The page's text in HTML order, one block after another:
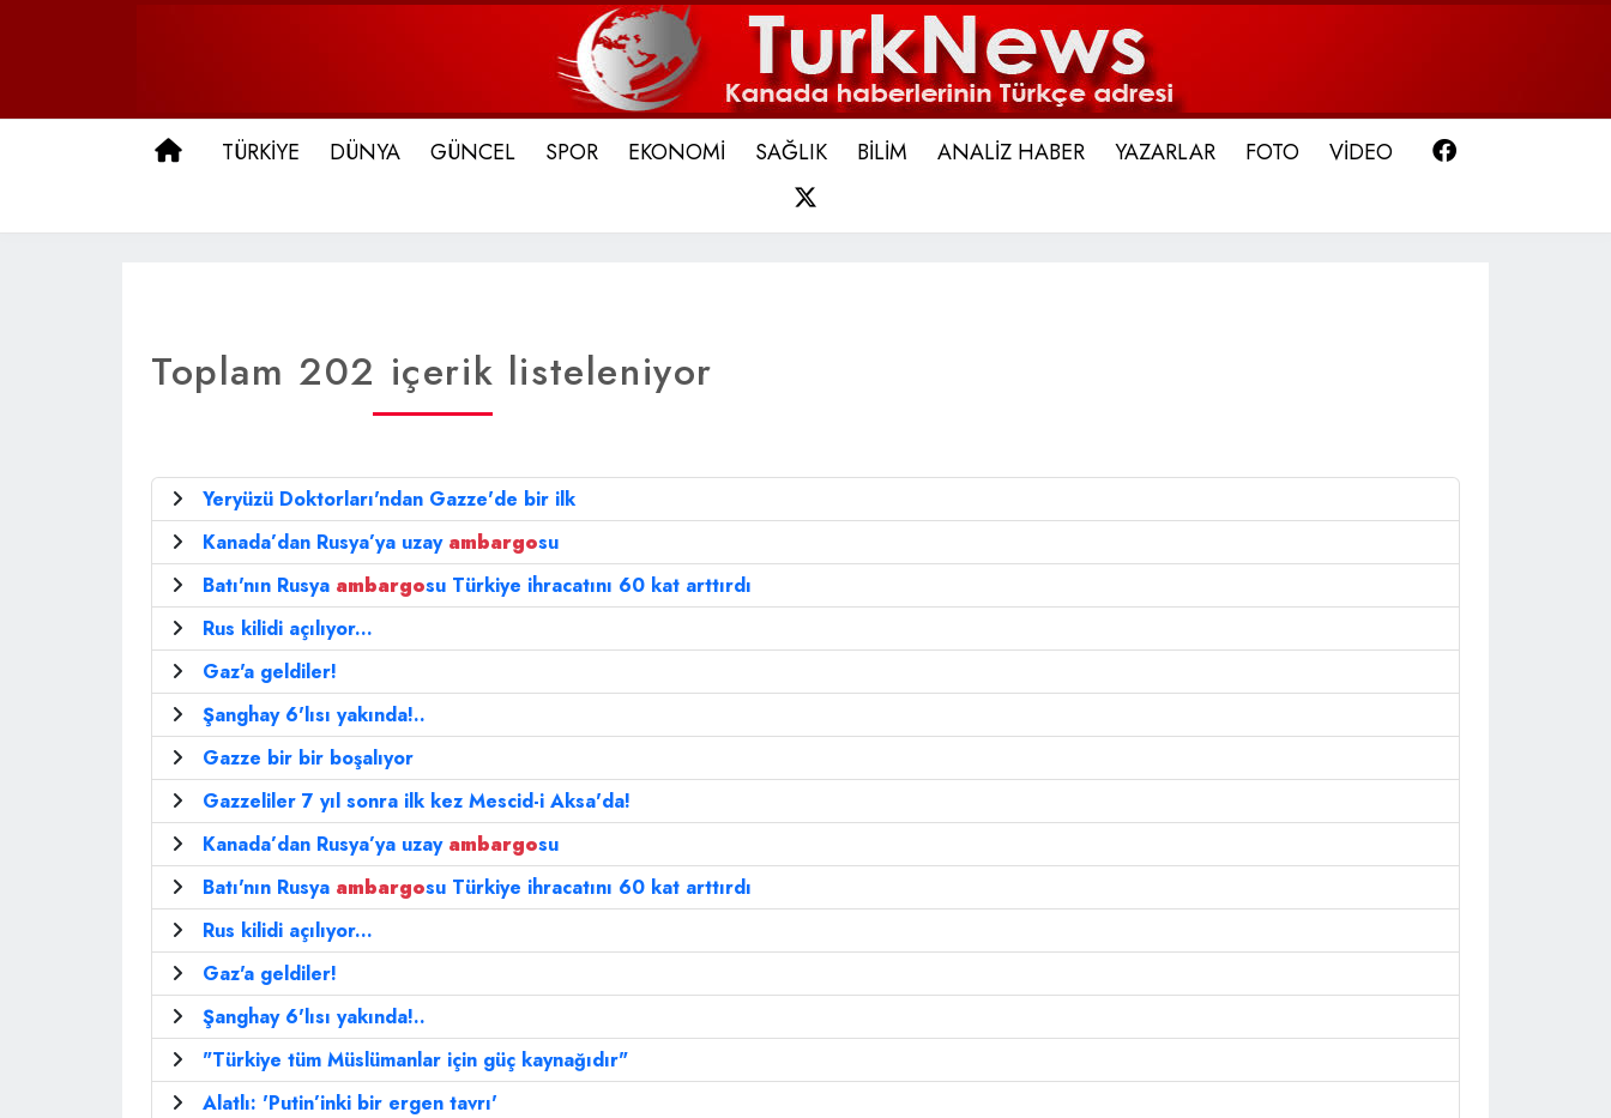
ANA SAYFA
TÜRKİYE DÜNYA GÜNCEL SPOR EKONOMİ SAĞLIK BİLİM ANALİZ HABER YAZARLAR FOTO VİDEO
Toplam 202 içerik listeleniyor
Yeryüzü Doktorları'ndan Gazze'de bir ilk
Kanada’dan Rusya’ya uzay ambargosu
Batı'nın Rusya ambargosu Türkiye ihracatını 60 kat arttırdı
Rus kilidi açılıyor...
Gaz'a geldiler!
Şanghay 6'lısı yakında!..
Gazze bir bir boşalıyor
Gazzeliler 7 yıl sonra ilk kez Mescid-i Aksa'da!
Kanada’dan Rusya’ya uzay ambargosu
Batı'nın Rusya ambargosu Türkiye ihracatını 60 kat arttırdı
Rus kilidi açılıyor...
Gaz'a geldiler!
Şanghay 6'lısı yakında!..
"Türkiye tüm Müslümanlar için güç kaynağıdır"
Alatlı: 'Putin’inki bir ergen tavrı'